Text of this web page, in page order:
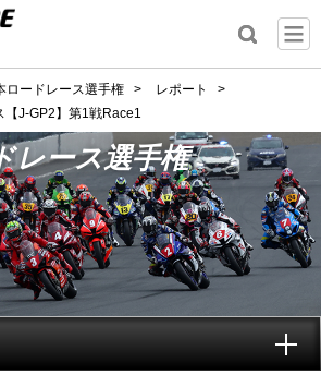
ロードレース選手権 > レポート
>
J-GP2】第1戦Race1
レース選手権